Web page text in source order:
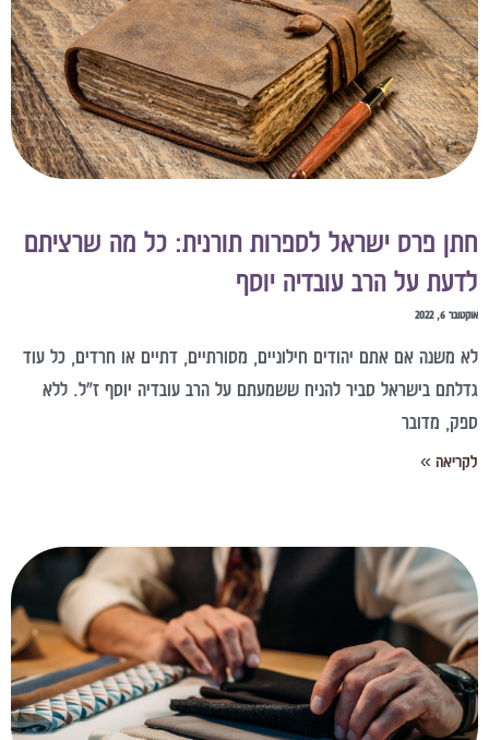
פרס ישראל לספרות תורנית: כל מה שרציתם
על הרב עובדיה יוסף
6, 2022
משנה אם אתם יהודים חילוניים, מסורתיים, דתיים או חרדים, כל עוד
בישראל סביר להניח ששמעתם על הרב עובדיה יוסף ז"ל. ללא
מדובר
»